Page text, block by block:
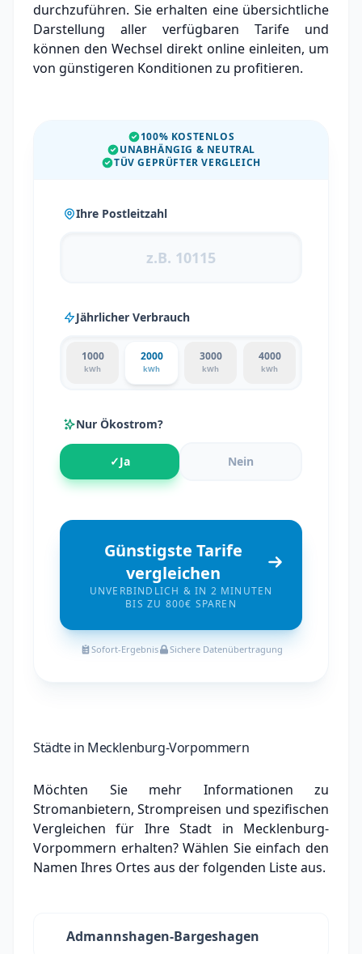
durchzuführen. Sie erhalten eine übersichtliche
Darstellung aller verfügbaren Tarife und
können den Wechsel direkt online einleiten, um
von günstigeren Konditionen zu profitieren.
100% KOSTENLOS
UNABHÄNGIG & NEUTRAL
TÜV GEPRÜFTER VERGLEICH
Ihre Postleitzahl
Jährlicher Verbrauch
1000
kWh
2000
kWh
3000
kWh
4000
kWh
Nur Ökostrom?
✓Ja Nein
Günstigste Tarife
vergleichen
UNVERBINDLICH & IN 2 MINUTEN
BIS ZU 800€ SPAREN
Sofort-Ergebnis Sichere Datenübertragung
Städte in Mecklenburg-Vorpommern
Möchten Sie mehr Informationen zu
Stromanbietern, Strompreisen und spezifischen
Vergleichen für Ihre Stadt in Mecklenburg-
Vorpommern erhalten? Wählen Sie einfach den
Namen Ihres Ortes aus der folgenden Liste aus.
Admannshagen-Bargeshagen